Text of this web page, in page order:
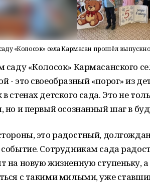
«Колосок» села Кармасан прошёл
саду «Колосок» Кармасанского
- это своеобразный «порог» из
в стенах детского сада. Это не
но и первый осознанный шаг в
это радостный,
событие. Сотрудникам сада
на новую жизненную ступеньку,
с такими милыми, уже